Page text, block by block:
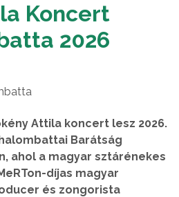
Koncert
2026
Attila koncert lesz 2026.
Barátság
ahol a magyar sztárénekes
díjas magyar
és zongorista